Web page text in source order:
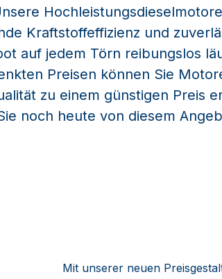
Kraftstoffeffizienz und
auf jedem Törn reibungslos
Preisen können Sie
zu einem günstigen Preis
noch heute von diesem
Mit unserer neuen